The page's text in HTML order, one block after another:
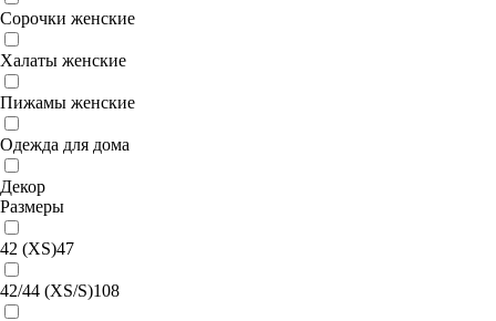
Сорочки женские
Халаты женские
Пижамы женские
Одежда для дома
Декор
Размеры
42 (XS)47
42/44 (XS/S)108